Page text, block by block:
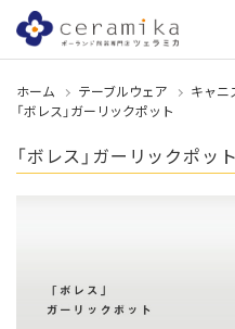
ホーム テーブルウェア
キャニ
「ボレス」ガーリックポット
「ボレス」ガーリックポット